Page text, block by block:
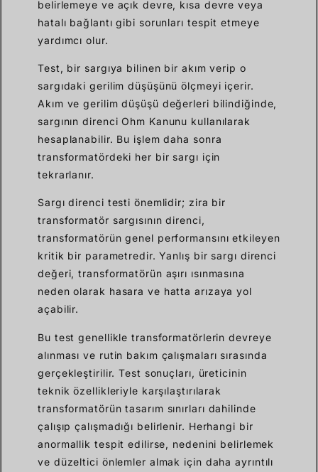
belirlemeye ve açık devre, kısa devre veya
hatalı bağlantı gibi sorunları tespit etmeye
yardımcı olur.
Test, bir sargıya bilinen bir akım verip o
sargıdaki gerilim düşüşünü ölçmeyi içerir.
Akım ve gerilim düşüşü değerleri bilindiğinde,
sargının direnci Ohm Kanunu kullanılarak
hesaplanabilir. Bu işlem daha sonra
transformatördeki her bir sargı için
tekrarlanır.
Sargı direnci testi önemlidir; zira bir
transformatör sargısının direnci,
transformatörün genel performansını etkileyen
kritik bir parametredir. Yanlış bir sargı direnci
değeri, transformatörün aşırı ısınmasına
neden olarak hasara ve hatta arızaya yol
açabilir.
Bu test genellikle transformatörlerin devreye
alınması ve rutin bakım çalışmaları sırasında
gerçekleştirilir. Test sonuçları, üreticinin
teknik özellikleriyle karşılaştırılarak
transformatörün tasarım sınırları dahilinde
çalışıp çalışmadığı belirlenir. Herhangi bir
anormallik tespit edilirse, nedenini belirlemek
ve düzeltici önlemler almak için daha ayrıntılı